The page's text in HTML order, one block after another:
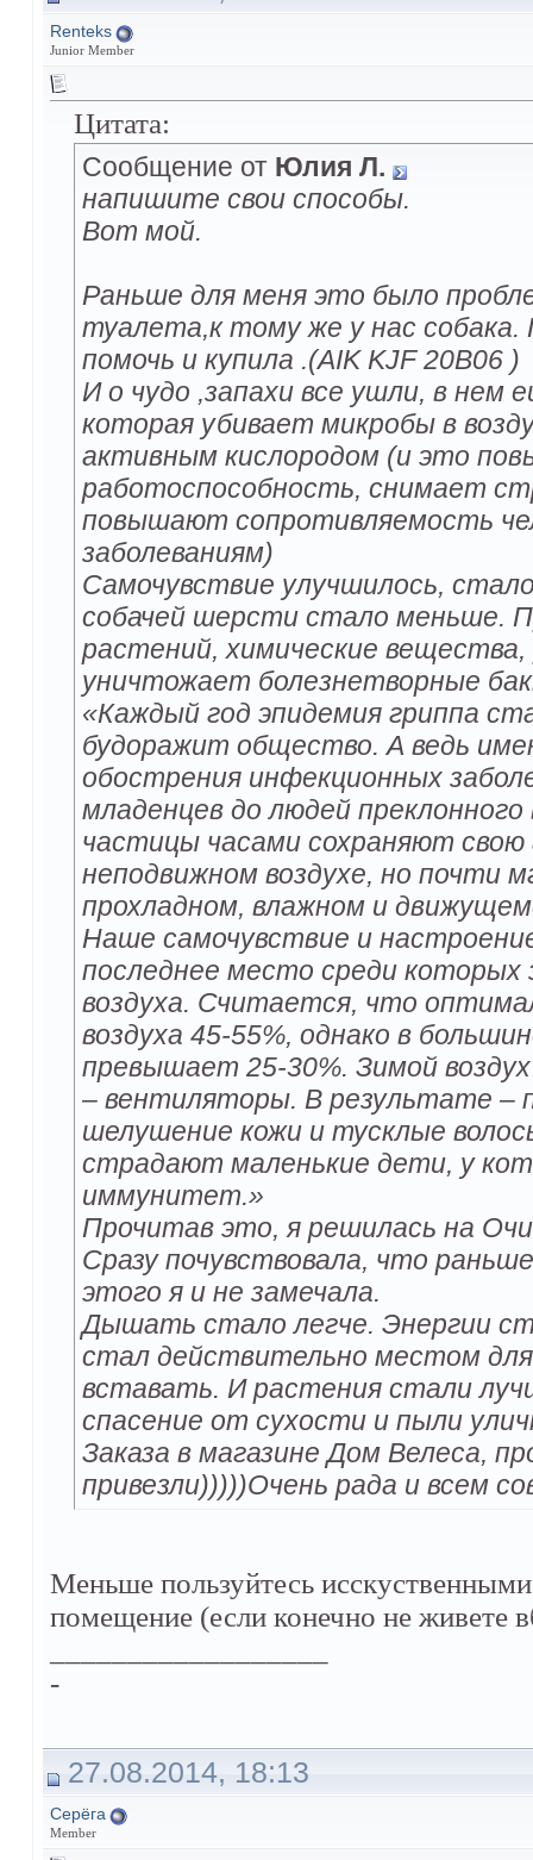
Renteks
Junior Member
Цитата:
Сообщение от Юлия Л.
напишите свои способы.
Вот мой.
Раньше для меня это было
туалета,к тому же у нас
помочь и купила .(AIK KJF 20B06 )
И о чудо ,запахи все ушли, в
которая убивает микробы в
активным кислородом (и это
работоспособность, снимает
повышают сопротивляемость
заболеваниям)
Самочувствие улучшилось,
собачей шерсти стало меньше.
растений, химические
уничтожает болезнетворные
«Каждый год эпидемия гриппа
будоражит общество. А ведь
обострения инфекционных
младенцев до людей
частицы часами сохраняют
неподвижном воздухе, но почти
прохладном, влажном и
Наше самочувствие и
последнее место среди
воздуха. Считается, что
воздуха 45-55%, однако в
превышает 25-30%. Зимой
– вентиляторы. В результате –
шелушение кожи и тусклые
страдают маленькие дети, у
иммунитет.»
Прочитав это, я решилась на
Сразу почувствовала, что
этого я и не замечала.
Дышать стало легче. Энергии
стал действительно местом
вставать. И растения стали
спасение от сухости и пыли
Заказа в магазине Дом Велеса,
привезли)))))Очень рада и всем
Меньше пользуйтесь
помещение (если конечно не живете
-
27.08.2014, 18:13
Серёга
Member